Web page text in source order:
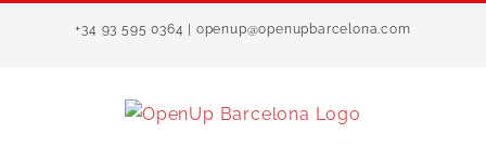
+34 93 595 0364 | openup@openupbarcelona.com